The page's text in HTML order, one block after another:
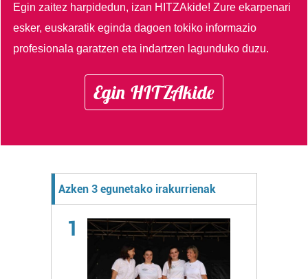
Egin zaitez harpidedun, izan HITZAkide!Zure ekarpenari
esker, euskaratik eginda dagoen tokiko informazio
profesionala garatzen eta indartzen lagunduko duzu.
Egin HITZAkide
Azken 3 egunetako irakurrienak
1